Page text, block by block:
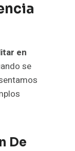
en
se
De